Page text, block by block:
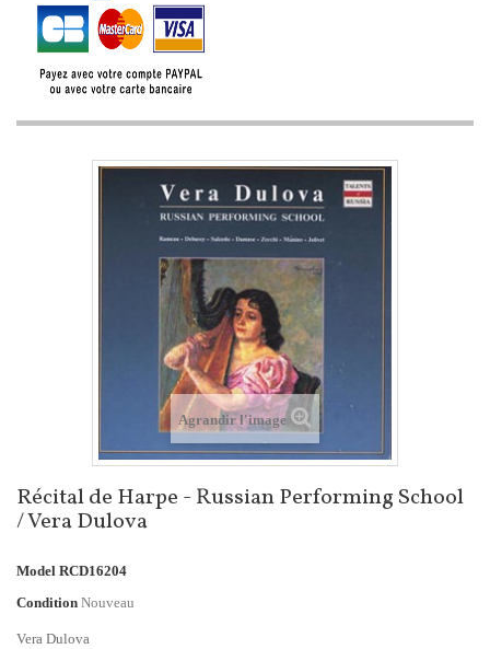
Agrandir l'image
Récital de Harpe - Russian Performing School
/ Vera Dulova
Model RCD16204
Condition Nouveau
Vera Dulova